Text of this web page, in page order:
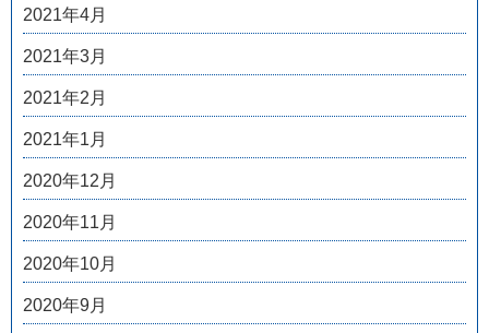
2021年4月
2021年3月
2021年2月
2021年1月
2020年12月
2020年11月
2020年10月
2020年9月